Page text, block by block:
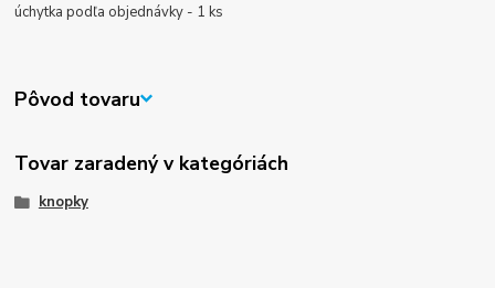
úchytka podľa objednávky - 1 ks
Pôvod tovaru
Tovar zaradený v kategóriách
knopky